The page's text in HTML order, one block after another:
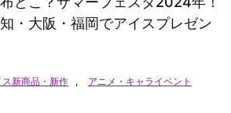
・大阪・福岡でアイスプレゼン
ス新商品・新作 , アニメ・キャライベント